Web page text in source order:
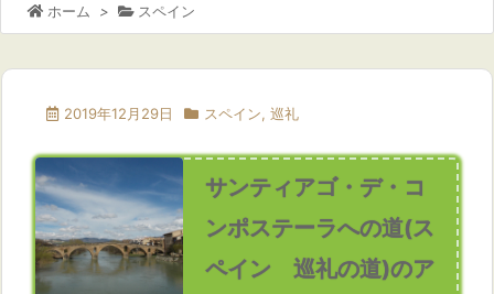
ホーム > スペイン
2019年12月29日 スペイン, 巡礼
サンティアゴ・デ・コ
ンポステーラへの道(ス
ペイン 巡礼の道)のア